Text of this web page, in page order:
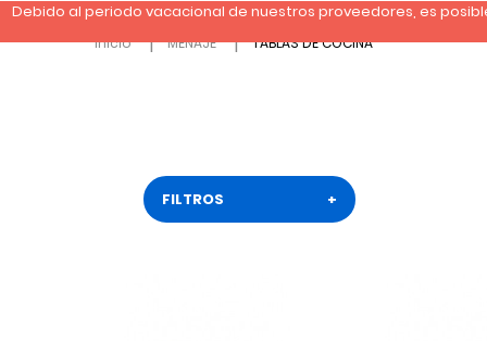
Debido al periodo vacacional de nuestros proveedores, es
Inicio MENAJE TABLAS DE COCINA
FILTROS +